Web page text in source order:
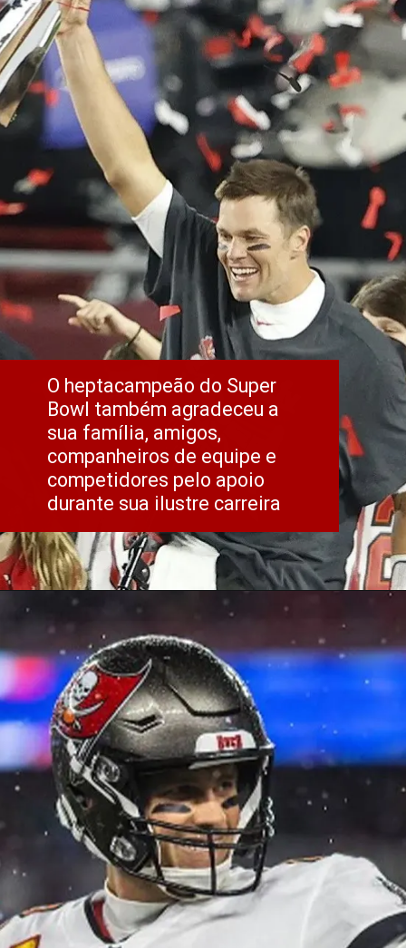
O heptacampeão do Super
Bowl também agradeceu a
sua família, amigos,
companheiros de equipe e
competidores pelo apoio
durante sua ilustre carreira